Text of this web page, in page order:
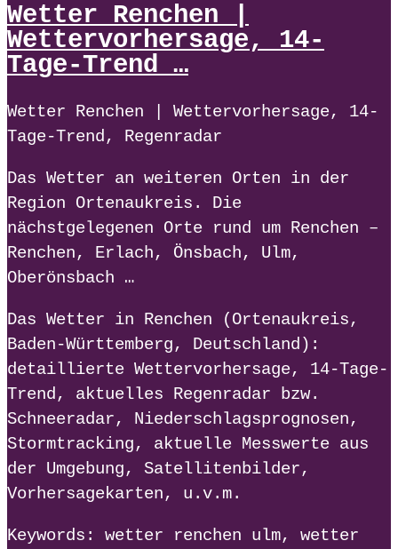
Wetter Renchen |
Wettervorhersage, 14-
Tage-Trend …
Wetter Renchen | Wettervorhersage, 14-
Tage-Trend, Regenradar
Das Wetter an weiteren Orten in der
Region Ortenaukreis. Die
nächstgelegenen Orte rund um Renchen –
Renchen, Erlach, Önsbach, Ulm,
Oberönsbach …
Das Wetter in Renchen (Ortenaukreis,
Baden-Württemberg, Deutschland):
detaillierte Wettervorhersage, 14-Tage-
Trend, aktuelles Regenradar bzw.
Schneeradar, Niederschlagsprognosen,
Stormtracking, aktuelle Messwerte aus
der Umgebung, Satellitenbilder,
Vorhersagekarten, u.v.m.
Keywords: wetter renchen ulm, wetter